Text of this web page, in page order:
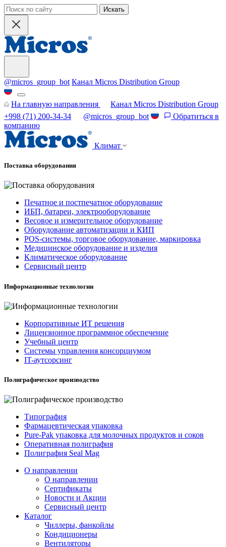
Искать
@micros_group_bot Канал Micros Distribution Group
На главную направления
Канал Micros Distribution Group
+998 (71) 200-34-34
@micros_group_bot
Обратиться в
компанию
Климат
Поставка оборудования
Печатное и постпечатное оборудование
ИБП, батареи, электрооборудование
Весовое и измерительное оборудование
Оборудование автоматизации и КИП
POS-системы, торговое оборудование, маркировка
Медицинское оборудование и изделия
Климатическое оборудование
Сервисный центр
Информационные технологии
Корпоративные ИТ решения
Лицензионное программное обеспечение
Учебный центр
Системы управления консорциумом
IT-аутсорсинг
Полиграфическое производство
Типография
Фармацевтическая упаковка
Pure-Pak упаковка для молочных продуктов и соков
Оперативная полиграфия
Полиграфия Seal Mag
О направлении
О направлении
Сертификаты
Новости и Акции
Сервисный центр
Каталог
Чиллеры, фанкойлы
Кондиционеры
Вентиляторы